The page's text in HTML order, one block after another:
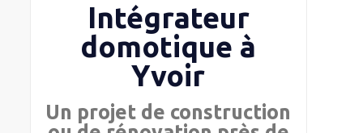
Intégrateur
domotique à
Yvoir
Un projet de construction